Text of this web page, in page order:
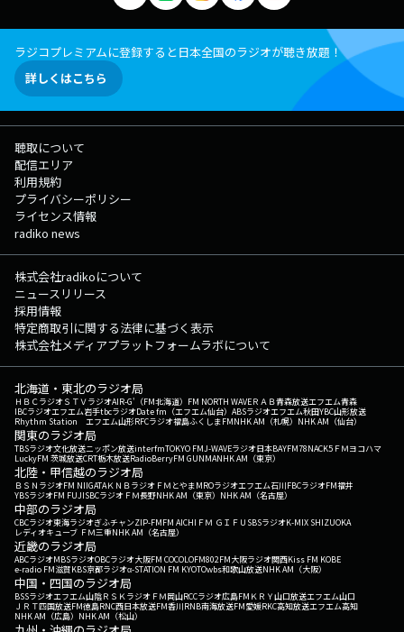
ラジコプレミアムに登録すると日本全国のラジオが聴き放題！
詳しくはこちら
聴取について
配信エリア
利用規約
プライバシーポリシー
ライセンス情報
radiko news
株式会社radikoについて
ニュースリリース
採用情報
特定商取引に関する法律に基づく表示
株式会社メディアプラットフォームラボについて
北海道・東北のラジオ局
ＨＢＣラジオＳＴＶラジオAIR-G'（FM北海道） FM NORTH WAVEＲＡＢ青森放送エフエム青森
IBCラジオエフエム岩手tbcラジオDate fm（エフエム仙台） ABSラジオエフエム秋田YBC山形放送
Rhythm Station エフエム山形RFCラジオ福島ふくしまFMNHK AM（札幌） NHK AM（仙台）
関東のラジオ局
TBSラジオ文化放送ニッポン放送interfmTOKYO FMJ-WAVEラジオ日本BAYFM78NACK5 ＦＭヨコハマ
LuckyFM 茨城放送CRT栃木放送RadioBerryFM GUNMANHK AM（東京）
北陸・甲信越のラジオ局
ＢＳＮラジオFM NIIGATAＫＮＢラジオ ＦＭとやまMROラジオエフエム石川FBCラジオFM福井
YBSラジオFM FUJISBCラジオ ＦＭ長野NHK AM（東京） NHK AM（名古屋）
中部のラジオ局
CBCラジオ東海ラジオぎふチャンZIP-FMFM AICHI ＦＭ ＧＩＦＵ SBSラジオK-MIX SHIZUOKA
レディオキューブ ＦＭ三重NHK AM（名古屋）
近畿のラジオ局
ABCラジオMBSラジオOBCラジオ大阪FM COCOLOFM802FM大阪ラジオ関西Kiss FM KOBE
e-radio FM滋賀KBS京都ラジオα-STATION FM KYOTOwbs和歌山放送NHK AM（大阪）
中国・四国のラジオ局
BSSラジオエフエム山陰ＲＳＫラジオ ＦＭ岡山RCCラジオ広島FM ＫＲＹ山口放送エフエム山口
ＪＲＴ四国放送FM徳島RNC西日本放送FM香川RNB南海放送FM愛媛RKC高知放送エフエム高知
NHK AM（広島） NHK AM（松山）